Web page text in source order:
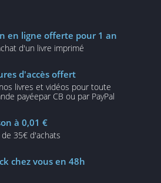
en ligne offerte pour 1 an
d'un livre imprimé
d'accès offert
livres et vidéos pour toute
payéepar CB ou par PayPal
à 0,01 €
35€ d'achats
chez vous en 48h